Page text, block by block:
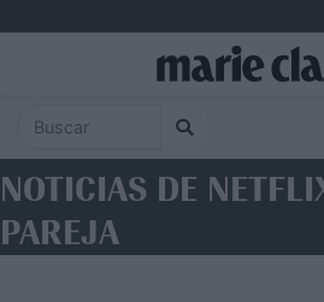
NOTICIAS DE
PAREJA